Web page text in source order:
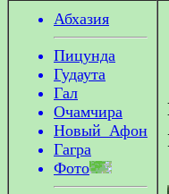
Абхазия
Пицунда
Гудаута
Гал
Очамчира
Новый_Афон
Гагра
Фото